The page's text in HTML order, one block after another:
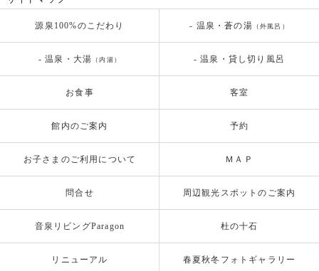
源泉100%のこだわり - 温泉・蒼の湯 （外風呂）
- 温泉・大湯 （内湯） - 温泉・貸し切り風呂
お食事 客室
館内のご案内 予約
お子さまのご利用について ＭＡＰ
問合せ 周辺観光スポットのご案内
音泉リビングParagon 杜の十石
リニューアル 春夏秋冬フォトギャラリー